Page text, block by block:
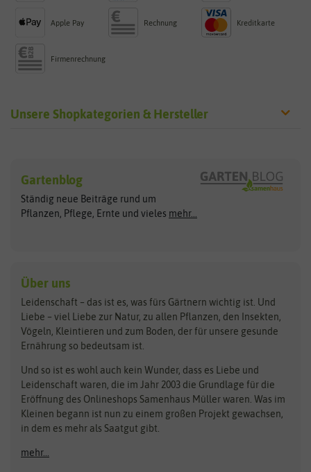
Apple Pay Rechnung Kreditkarte
Firmenrechnung
Unsere Shopkategorien & Hersteller
Exotische Samen
Gemüsesamen
Gründünger
Kräutersamen
Obstsamen
Pilzbrut
Rasensamen
Steckzwiebeln
Zimmer & Kübelpflanzen
Kataloge
Schnäppchen
Anzucht & Gartenzubehör
Anzuchtschalen
Arche Noah
ASB Greenworld
Benary
Bingenheimer Saatgut
Bionana
BIOWOL
Blumicorn
Bûten Birds
Clever Pots
COMPO
Dürr-Samen
Feldsaaten Freudenberger
Fertil
Flora Elite
Gartenblog
Ständig neue Beiträge rund um
Pflanzen, Pflege, Ernte und vieles mehr...
Über uns
Leidenschaft – das ist es, was fürs Gärtnern wichtig ist. Und
Liebe – viel Liebe zur Natur, zu allen Pflanzen, den Insekten,
Vögeln, Kleintieren und zum Boden, der für unsere gesunde
Ernährung so bedeutsam ist.
Und so ist es wohl auch kein Wunder, dass es Liebe und
Leidenschaft waren, die im Jahr 2003 die Grundlage für die
Eröffnung des Onlineshops Samenhaus Müller waren. Was im
Kleinen begann ist nun zu einem großen Projekt gewachsen,
in dem es mehr als Saatgut gibt.
mehr...